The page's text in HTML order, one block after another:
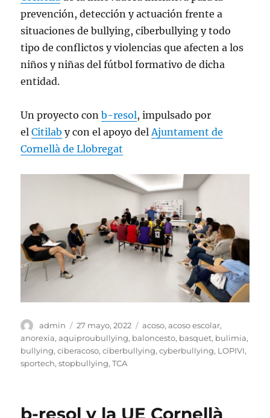
prevención, detección y actuación frente a
situaciones de bullying, ciberbullying y todo
tipo de conflictos y violencias que afecten a los
niños y niñas del fútbol formativo de dicha
entidad.
Un proyecto conb-resol, impulsado por
elCitilab y con el apoyo del Ajuntament de
Cornellà de Llobregat
Autor
admin
Publicado
el
27 mayo, 2022 Etiquetas
acoso,acoso escolar,
anorexia,aquiproubullying, baloncesto, basquet, bulimia,
bullying,ciberacoso,ciberbullying,cyberbullying, LOPIVI,
sportech,stopbullying,TCA
b-resol y la UE Cornellà